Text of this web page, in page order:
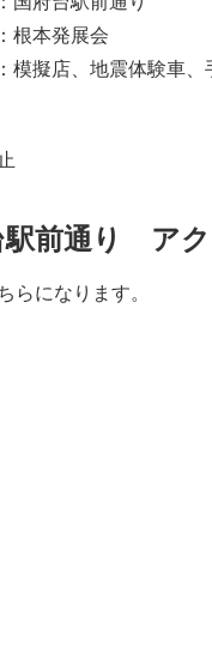
根本発展会
模擬店、地震体験車
駅前通り ア
らになります。